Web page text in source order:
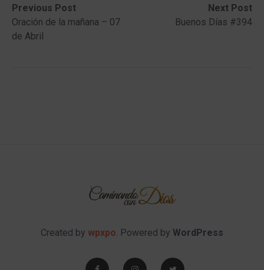
Post
navigation
Previous Post
Previous
post:Oración de la mañana – 07
de Abril
Next Post
Next
post:
Buenos Días #394
Created by wpxpo. Powered by WordPress